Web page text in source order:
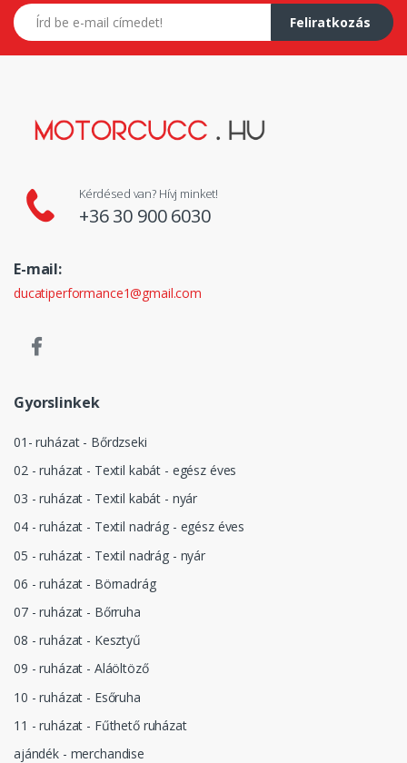
E-mail címed
Feliratkozás
Kérdésed van? Hívj minket!
+36 30 900 6030
E-mail:
ducatiperformance1@gmail.com
Gyorslinkek
01- ruházat - Bőrdzseki
02 - ruházat - Textil kabát - egész éves
03 - ruházat - Textil kabát - nyár
04 - ruházat - Textil nadrág - egész éves
05 - ruházat - Textil nadrág - nyár
06 - ruházat - Börnadrág
07 - ruházat - Bőrruha
08 - ruházat - Kesztyű
09 - ruházat - Aláöltöző
10 - ruházat - Esőruha
11 - ruházat - Fűthető ruházat
ajándék - merchandise